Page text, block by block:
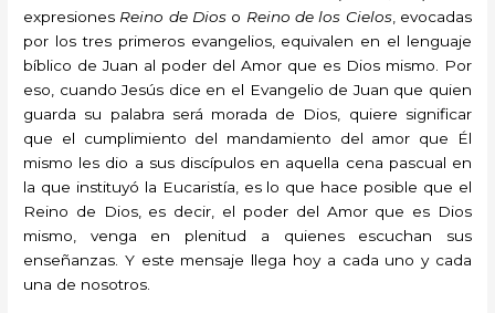
expresiones Reino de Dios o Reino de los Cielos, evocadas
por los tres primeros evangelios, equivalen en el lenguaje
bíblico de Juan al poder del Amor que es Dios mismo. Por
eso, cuando Jesús dice en el Evangelio de Juan que quien
guarda su palabra será morada de Dios, quiere significar
que el cumplimiento del mandamiento del amor que Él
mismo les dio a sus discípulos en aquella cena pascual en
la que instituyó la Eucaristía, es lo que hace posible que el
Reino de Dios, es decir, el poder del Amor que es Dios
mismo, venga en plenitud a quienes escuchan sus
enseñanzas. Y este mensaje llega hoy a cada uno y cada
una de nosotros.